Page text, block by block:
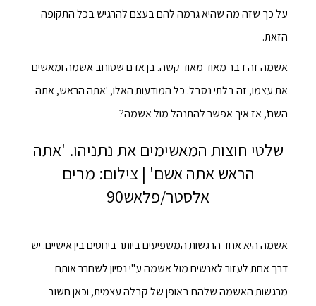
על כך שזה מה שהיא גרמה להם בעצם להרגיש בכל התקופה
הזאת.
אשמה זה דבר מאוד מאוד קשה. בן אדם שסוחב אשמה ומאשים
את עצמו, זה בלתי נסבל. כל המודעות האלו, 'אתה הראש, אתה
השם', אז איך אפשר להתנהל מול אשמה?
שלטי חוצות המאשימים את נתניהו. 'אתה
הראש אתה אשם' | צילום: מרים
אלסטר/פלאש90
אשמה היא אחד הרגשות המשפיעים ביותר ביחסים בין אישיים. יש
דרך אחת לעזור לאנשים מול אשמה ע"י נסיון לשחרר אותם
מרגשות האשמה שלהם באופן של קבלה עצמית, וכאן חשוב